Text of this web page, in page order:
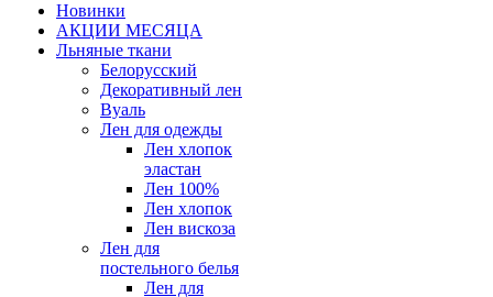
Новинки
АКЦИИ МЕСЯЦА
Льняные ткани
Белорусский
Декоративный лен
Вуаль
Лен для одежды
Лен хлопок
эластан
Лен 100%
Лен хлопок
Лен вискоза
Лен для
постельного белья
Лен для